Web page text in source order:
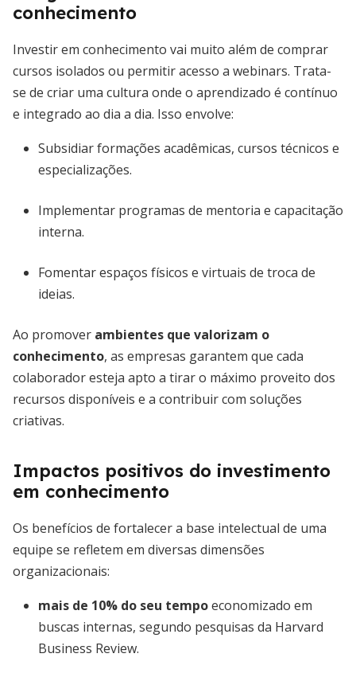
conhecimento
Investir em conhecimento vai muito além de comprar
cursos isolados ou permitir acesso a webinars. Trata-
se de criar uma cultura onde o aprendizado é contínuo
e integrado ao dia a dia. Isso envolve:
Subsidiar formações acadêmicas, cursos técnicos e
especializações.
Implementar programas de mentoria e capacitação
interna.
Fomentar espaços físicos e virtuais de troca de
ideias.
Ao promover ambientes que valorizam o
conhecimento, as empresas garantem que cada
colaborador esteja apto a tirar o máximo proveito dos
recursos disponíveis e a contribuir com soluções
criativas.
Impactos positivos do investimento
em conhecimento
Os benefícios de fortalecer a base intelectual de uma
equipe se refletem em diversas dimensões
organizacionais:
mais de 10% do seu tempoeconomizado em
buscas internas, segundo pesquisas da Harvard
Business Review.